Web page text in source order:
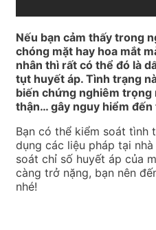
Nếu bạn cảm thấy trong
chóng mặt hay hoa mắt
nhân thì rất có thể đó là
tụt huyết áp. Tình trạng
biến chứng nghiêm trọng
thận… gây nguy hiểm đến
Bạn có thể kiểm soát tình
dụng các liệu pháp tại
soát chỉ số huyết áp của
càng trở nặng, bạn nên
nhé!